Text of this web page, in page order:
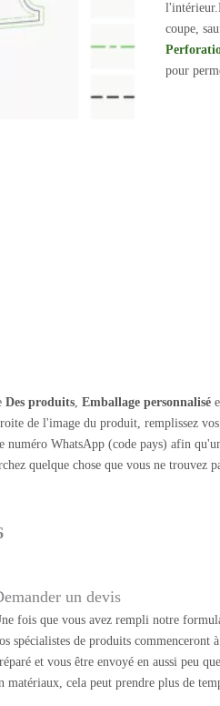
coupe,
pour
Des produits Emballage personnalisé
de l'image du produit, remplissez
WhatsApp (code pays) afin
quelque chose que vous ne
un devis
fois que vous avez rempli notre
spécialistes de produits commenceront
et vous être envoyé en aussi peu
matériaux, cela peut prendre plus de